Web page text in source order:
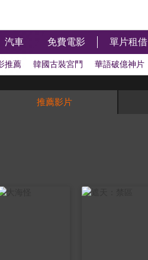
汽車 免費電影 單片租借
推薦 韓國古裝宮鬥 華語破億神片
推薦影片